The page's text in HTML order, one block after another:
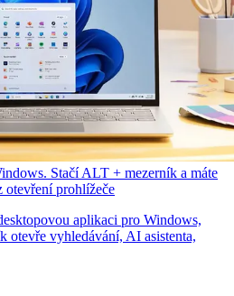
Stačí ALT + mezerník a máte
otevření prohlížeče
aplikaci pro Windows,
otevře vyhledávání, AI asistenta,